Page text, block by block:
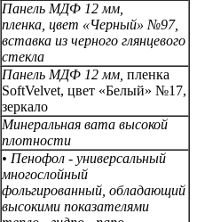
Панель МДФ 12 мм,
пленка, цвет «Черный» №97,
вставка из черного глянцевого
стекла
Панель МДФ 12 мм, пленка
SoftVelvet, цвет «Белый» №17,
зеркало
Минеральная вата высокой
плотности
• Пенофол - универсальный
многослойный
фольгированный, обладающий
высокими показателями